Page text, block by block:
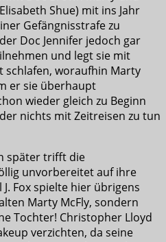
Shue) mit ins Jahr
Gefängnisstrafe zu
Doc Jennifer jedoch gar
und legt sie mit
schlafen, woraufhin Marty
er sie überhaupt
wieder gleich zu Beginn
nichts mit Zeitreisen zu tun
später trifft die
unvorbereitet auf ihre
Fox spielte hier übrigens
Marty McFly, sondern
Tochter! Christopher Lloyd
verzichten, da seine